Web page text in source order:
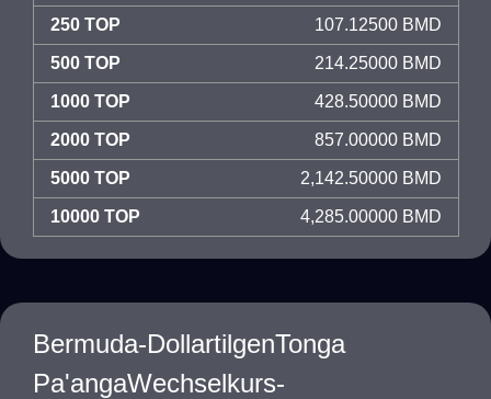
250 TOP 107.12500 BMD
500 TOP 214.25000 BMD
1000 TOP 428.50000 BMD
2000 TOP 857.00000 BMD
5000 TOP 2,142.50000 BMD
10000 TOP 4,285.00000 BMD
Bermuda-DollartilgenTonga
Pa'angaWechselkurs-